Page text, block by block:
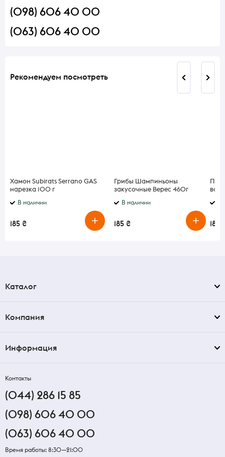
(098) 606 40 00
(063) 606 40 00
Рекомендуем посмотреть
Хамон Subirats Serrano GAS
нарезка 100 г
В наличии
185 ₴
Грибы Шампиньоны
закусочные Верес 460г
В наличии
185 ₴ 185
Каталог
Компания
Информация
Контакты
(044) 286 15 85
(098) 606 40 00
(063) 606 40 00
Время работы: 8:30—21:00